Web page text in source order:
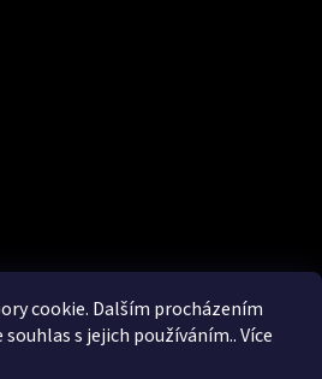
cookie. Dalším procházením
s jejich používáním.. Více